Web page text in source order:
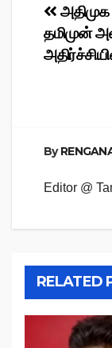
Post
தமிமுன்
By
Editor @
RELATED